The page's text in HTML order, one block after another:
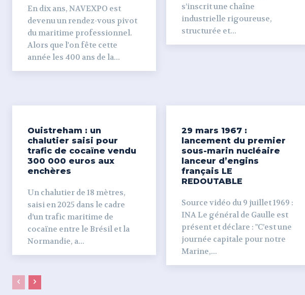
En dix ans, NAVEXPO est
devenu un rendez-vous pivot
du maritime professionnel.
Alors que l'on fête cette
année les 400 ans de la...
s’inscrit une chaîne
industrielle rigoureuse,
structurée et...
Ouistreham : un
chalutier saisi pour
trafic de cocaïne vendu
300 000 euros aux
enchères
Un chalutier de 18 mètres,
saisi en 2025 dans le cadre
d’un trafic maritime de
cocaïne entre le Brésil et la
Normandie, a...
29 mars 1967 :
lancement du premier
sous-marin nucléaire
lanceur d’engins
français LE
REDOUTABLE
Source vidéo du 9 juillet 1969 :
INA Le général de Gaulle est
présent et déclare : "C’est une
journée capitale pour notre
Marine,...